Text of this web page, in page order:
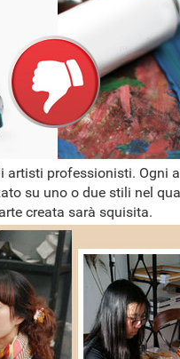
artisti professionisti. Ogni
su uno o due stili nel
creata sarà squisita.